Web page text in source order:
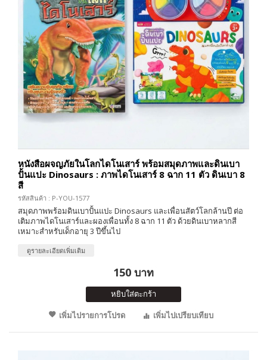
หนังสือผจญภัยในโลกไดโนเสาร์ พร้อมสมุดภาพและดินเบา
ปั้นแปะ Dinosaurs : ภาพไดโนเสาร์ 8 ฉาก 11 ตัว ดินเบา 8
สี
รหัสสินค้า : P-YOU-1577
สมุดภาพพร้อมดินเบาปั้นแปะ Dinosaurs และเพื่อนสัตว์โลกล้านปี ต่อ
เติมภาพไดโนเสาร์และผองเพื่อนทั้ง 8 ฉาก 11 ตัว ด้วยดินเบาหลากสี
เหมาะสำหรับเด็กอายุ 3 ปีขึ้นไป
ดูรายละเอียดเพิ่มเติม
150 บาท
หยิบใส่ตะกร้า
เพิ่มไปรายการโปรด
เพิ่มไปเปรียบเทียบ